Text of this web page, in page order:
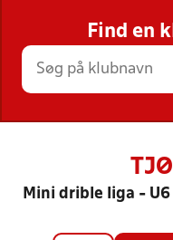
STILLINGER,
Find en
Mini drible liga -